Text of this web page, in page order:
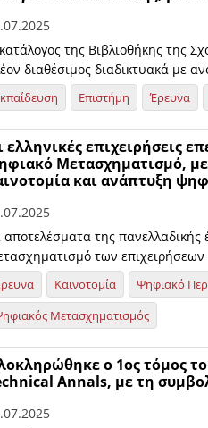
της Βιβλιοθήκης της
διαθέσιμος διαδικτυακά με
Επιστήμη Έρευνα
ελληνικές επιχειρήσεις
Μετασχηματισμό, με
και ανάπτυξη
αποτελέσματα της
των επιχειρήσεων
Καινοτομία
Ψηφιακό
Μετασχηματισμός
o 1ος τόμος
Annals, με τη